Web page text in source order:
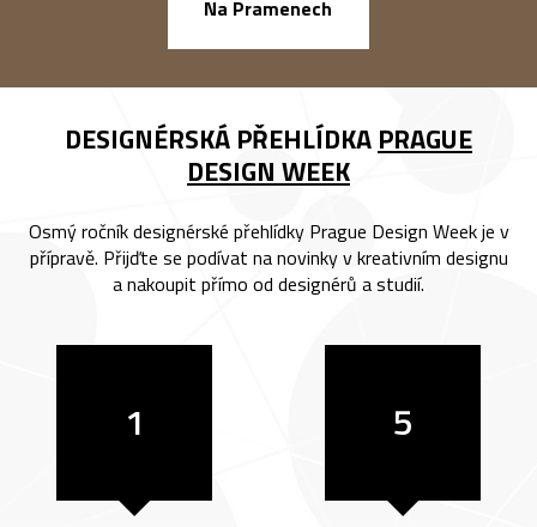
Na Pramenech
DESIGNÉRSKÁ PŘEHLÍDKA PRAGUE
DESIGN WEEK
Osmý ročník designérské přehlídky Prague Design Week je v
přípravě. Přijďte se podívat na novinky v kreativním designu
a nakoupit přímo od designérů a studií.
1 5